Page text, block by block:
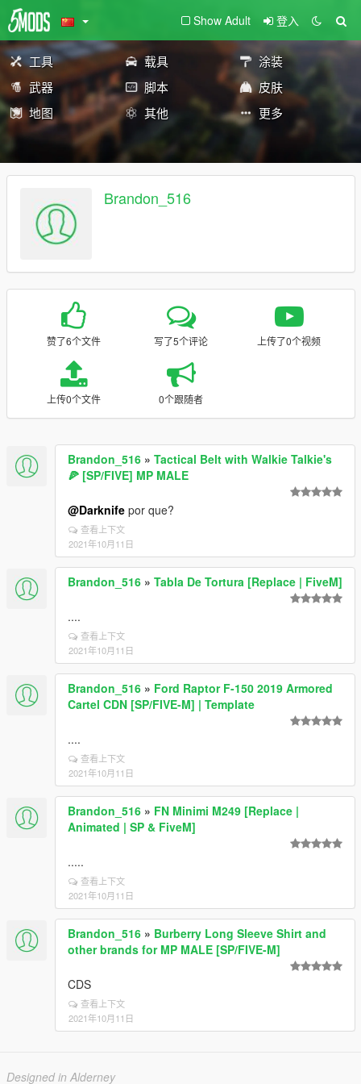
Show Adult 登入
工具 载具
涂装
武器
脚本
皮肤
地图
其他 更多
Brandon_516
赞了6个文件 写了5个评论 上传了0个视频
上传0个文件 0个跟随者
Brandon_516 » Tactical Belt with Walkie Talkie's
🍕 [SP/FIVE] MP MALE
@Darknife por que?
查看上下文
2021年10月11日
Brandon_516 » Tabla De Tortura [Replace | FiveM]
....
查看上下文
2021年10月11日
Brandon_516 » Ford Raptor F-150 2019 Armored
Cartel CDN [SP/FIVE-M] | Template
....
查看上下文
2021年10月11日
Brandon_516 » FN Minimi M249 [Replace |
Animated | SP & FiveM]
.....
查看上下文
2021年10月11日
Brandon_516 » Burberry Long Sleeve Shirt and
other brands for MP MALE [SP/FIVE-M]
CDS
查看上下文
2021年10月11日
Designed in Alderney